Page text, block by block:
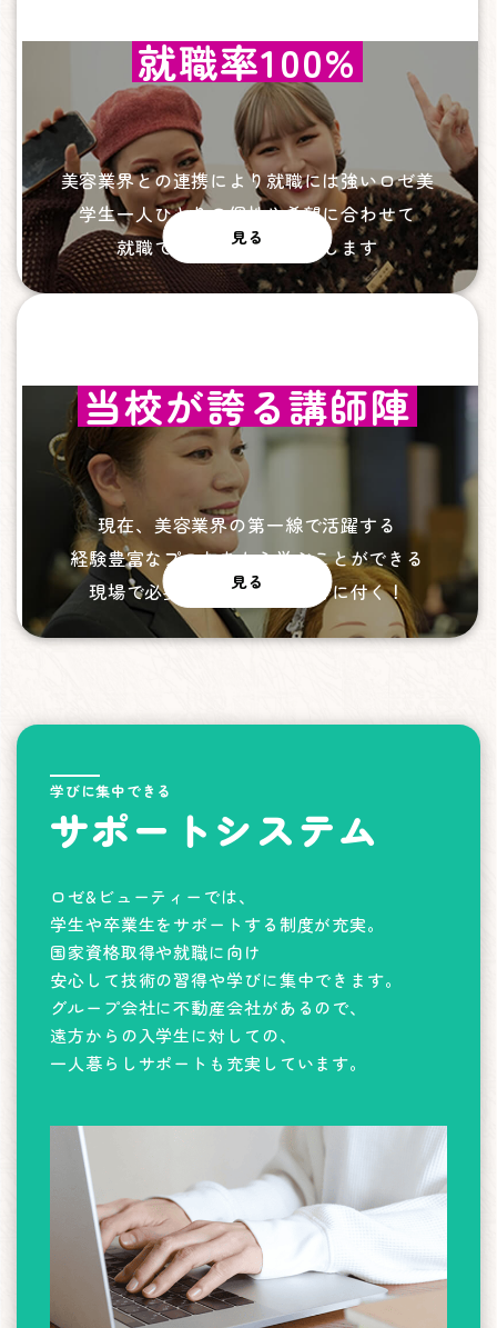
就職率100%
美容業界との連携により就職には強いロゼ美
学生一人ひとりの個性や希望に合わせて
就職できるまでサポートします
見る
当校が誇る講師陣
現在、美容業界の第一線で活躍する
経験豊富なプロたちから学ぶことができる
現場で必要な技術、知識が身に付く！
見る
学びに集中できる
サポートシステム
ロゼ&ビューティーでは、
学生や卒業生をサポートする制度が充実。
国家資格取得や就職に向け
安心して技術の習得や学びに集中できます。
グループ会社に不動産会社があるので、
遠方からの入学生に対しての、
一人暮らしサポートも充実しています。